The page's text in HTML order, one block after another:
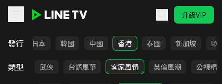
升級VIP
發行
台灣 日本 韓國 中國 香港 泰國 新加坡 歐
類型
時代 武俠 台語風華 客家風情 英倫風潮 公視精